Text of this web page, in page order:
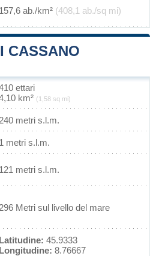
157,6 ab./km² (408,1 ab./sq mi)
CASSANO
ettari
km² (1,58 sq mi)
240 metri s.l.m.
1 metri s.l.m.
121 metri s.l.m.
296 Metri sul livello del mare
Latitudine: 45.9333
Longitudine: 8.76667